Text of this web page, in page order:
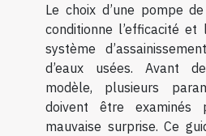
Le choix d’une pompe
conditionne l’efficacité
système
d’eaux usées. Avant
modèle, plusieurs
doivent être examinés
mauvaise surprise. Ce